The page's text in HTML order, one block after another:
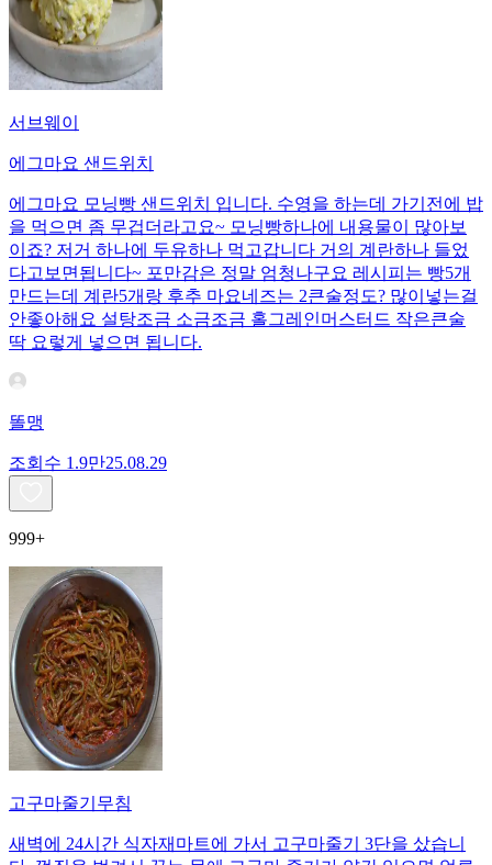
서브웨이
에그마요 샌드위치
에그마요 모닝빵 샌드위치 입니다. 수영을 하는데 가기전에 밥
을 먹으면 좀 무겁더라고요~ 모닝빵하나에 내용물이 많아보
이죠? 저거 하나에 두유하나 먹고갑니다 거의 계란하나 들었
다고보면됩니다~ 포만감은 정말 엄청나구요 레시피는 빵5개
만드는데 계란5개랑 후추 마요네즈는 2큰술정도? 많이넣는걸
안좋아해요 설탕조금 소금조금 홀그레인머스터드 작은큰술
딱 요렇게 넣으면 됩니다.
똘맹
조회수 1.9만25.08.29
999+
고구마줄기무침
새벽에 24시간 식자재마트에 가서 고구마줄기 3단을 샀습니